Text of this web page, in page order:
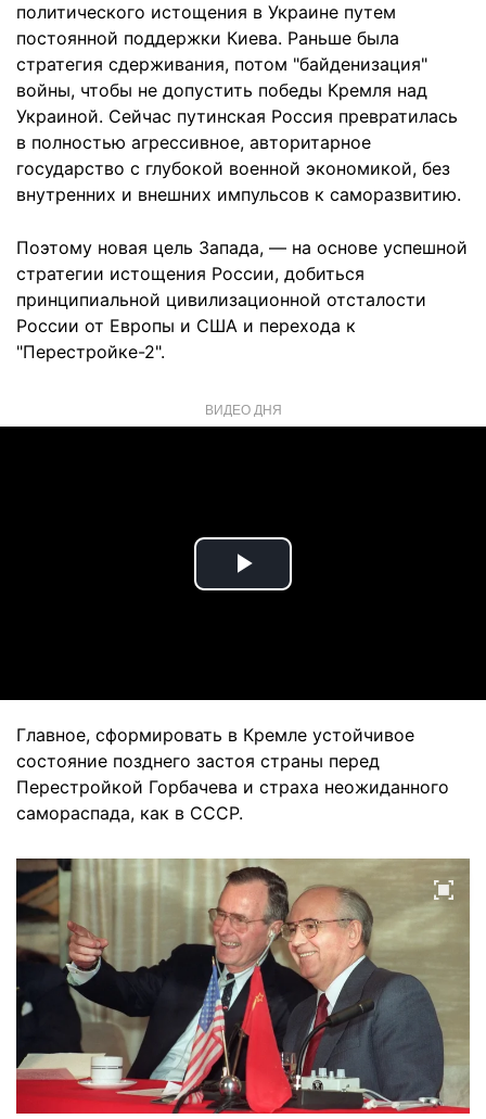
политического истощения в Украине путем
постоянной поддержки Киева. Раньше была
стратегия сдерживания, потом "байденизация"
войны, чтобы не допустить победы Кремля над
Украиной. Сейчас путинская Россия превратилась
в полностью агрессивное, авторитарное
государство с глубокой военной экономикой, без
внутренних и внешних импульсов к саморазвитию.
Поэтому новая цель Запада, — на основе успешной
стратегии истощения России, добиться
принципиальной цивилизационной отсталости
России от Европы и США и перехода к
"Перестройке-2".
ВИДЕО ДНЯ
Play
Главное, сформировать в Кремле устойчивое
состояние позднего застоя страны перед
Перестройкой Горбачева и страха неожиданного
самораспада, как в СССР.